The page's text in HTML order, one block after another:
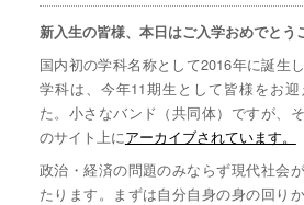
新入生の皆様、本日はご入学おめでとう
国内初の学科名称として2016年に誕生
学科は、今年11期生として皆様をお
た。小さなバンド（共同体）ですが、
のサイト上にアーカイブされています。
政治・経済の問題のみならず現代社会
たります。まずは自分自身の身の回り